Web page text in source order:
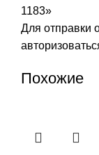
1183»
Для отправки
Похожие